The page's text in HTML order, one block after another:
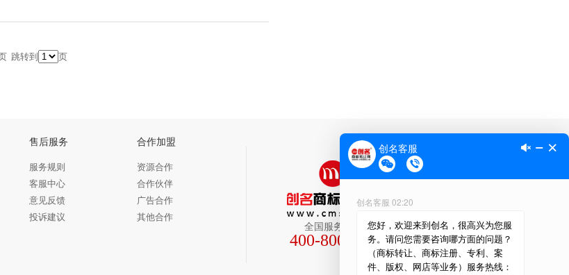
跳转到 页
售后服务
服务规则
客服中心
意见反馈
投诉建议
合作加盟
资源合作
合作伙伴
广告合作
其他合作
全国服务热线
400-800-2188
关注公众号有惊喜